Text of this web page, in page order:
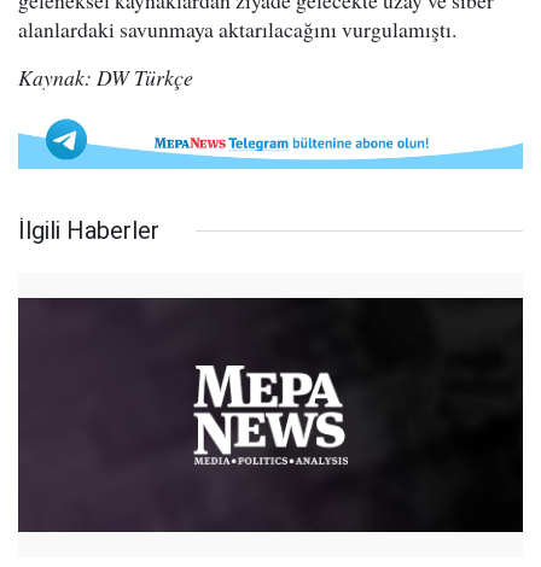
alanlardaki savunmaya aktarılacağını vurgulamıştı.
Kaynak: DW Türkçe
İlgili Haberler